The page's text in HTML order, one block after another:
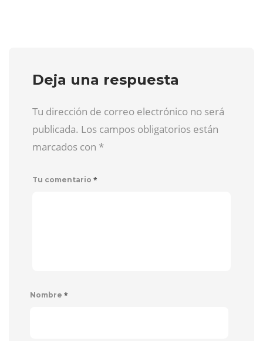
Deja una respuesta
Tu dirección de correo electrónico no será
publicada. Los campos obligatorios están
marcados con *
Tu comentario *
Nombre *